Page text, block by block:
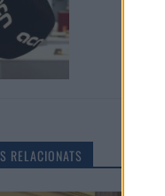
RELACIONATS